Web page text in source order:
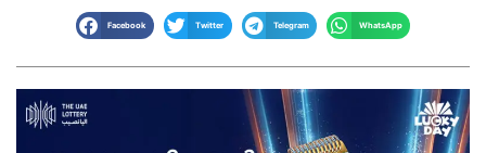
Facebook Twitter Telegram WhatsApp